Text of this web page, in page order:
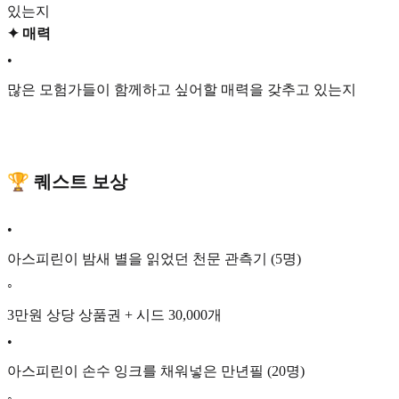
있는지
✦ 매력
•
많은 모험가들이 함께하고 싶어할 매력을 갖추고 있는지
🏆 퀘스트 보상
•
아스피린이 밤새 별을 읽었던 천문 관측기 (5명)
◦
3만원 상당 상품권 + 시드 30,000개
•
아스피린이 손수 잉크를 채워넣은 만년필 (20명)